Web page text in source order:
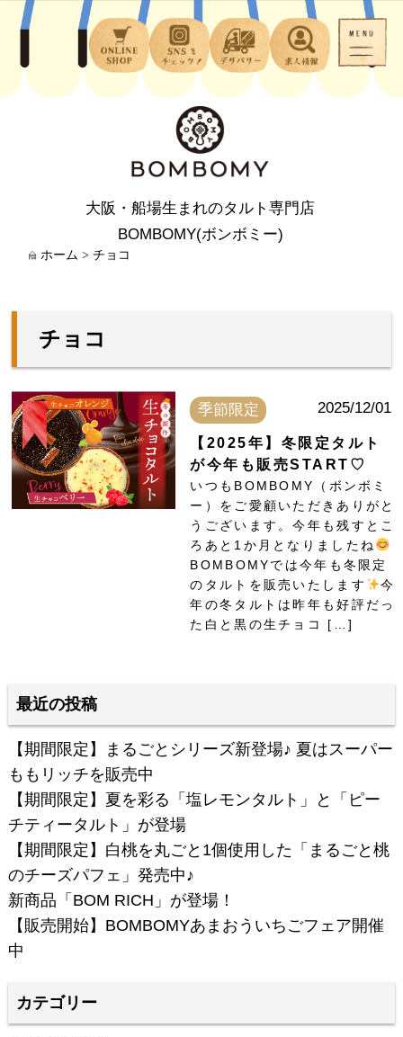
大阪・船場生まれのタルト専門店
BOMBOMY(ボンボミー)
ホーム > チョコ
チョコ
季節限定 2025/12/01
【2025年】冬限定タルト
が今年も販売START♡
いつもBOMBOMY（ボンボミ
ー）をご愛顧いただきありがと
うございます。今年も残すとこ
ろあと1か月となりましたね
BOMBOMYでは今年も冬限定
のタルトを販売いたします
今
年の冬タルトは昨年も好評だっ
た白と黒の生チョコ […]
最近の投稿
【期間限定】まるごとシリーズ新登場♪ 夏はスーパー
ももリッチを販売中
【期間限定】夏を彩る「塩レモンタルト」と「ピー
チティータルト」が登場
【期間限定】白桃を丸ごと1個使用した「まるごと桃
のチーズパフェ」発売中♪
新商品「BOM RICH」が登場！
【販売開始】BOMBOMYあまおういちごフェア開催
中
カテゴリー